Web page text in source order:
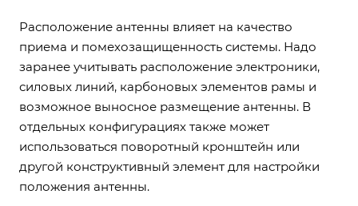
Расположение антенны влияет на качество
приема и помехозащищенность системы. Надо
заранее учитывать расположение электроники,
силовых линий, карбоновых элементов рамы и
возможное выносное размещение антенны. В
отдельных конфигурациях также может
использоваться поворотный кронштейн или
другой конструктивный элемент для настройки
положения антенны.